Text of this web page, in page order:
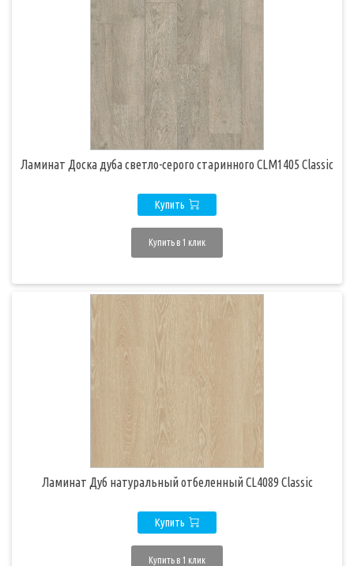
Ламинат Доска дуба светло-серого старинного CLM1405 Classic
Купить
Купить в 1 клик
Ламинат Дуб натуральный отбеленный CL4089 Classic
Купить
Купить в 1 клик